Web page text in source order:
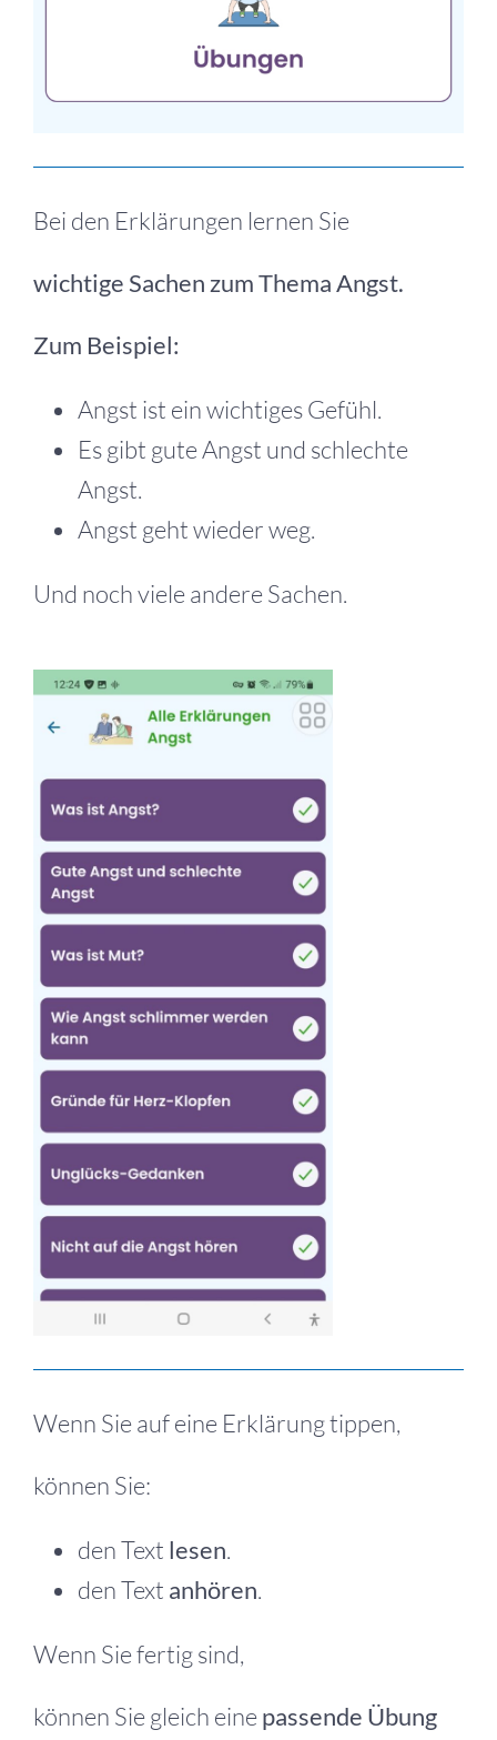
Bei den Erklärungen lernen Sie
wichtige Sachen zum Thema Angst.
Zum Beispiel:
Angst ist ein wichtiges Gefühl.
Es gibt gute Angst und schlechte
Angst.
Angst geht wieder weg.
Und noch viele andere Sachen.
Wenn Sie auf eine Erklärung tippen,
können Sie:
den Text lesen.
den Text anhören.
Wenn Sie fertig sind,
können Sie gleich einepassende Übung